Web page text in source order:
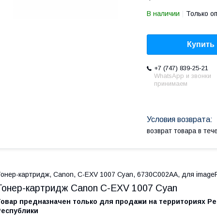
В наличии Только
Купить
+7 (747) 839-25-21
WhatsApp и звонки
принимаем
возврат товара в
картридж, Canon, C-EXV 1007 Cyan, 6730C002AA, для
картридж Canon C-EXV 1007 Cyan
предназначен только для продажи на территориях